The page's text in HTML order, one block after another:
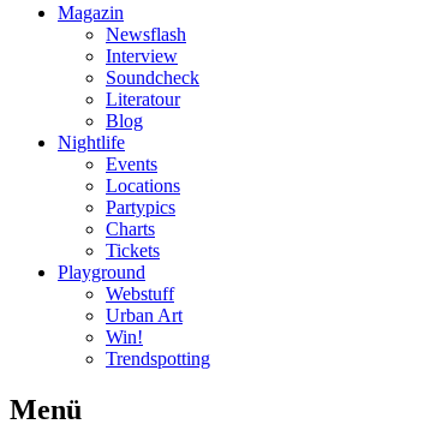
Magazin
Newsflash
Interview
Soundcheck
Literatour
Blog
Nightlife
Events
Locations
Partypics
Charts
Tickets
Playground
Webstuff
Urban Art
Win!
Trendspotting
Menü